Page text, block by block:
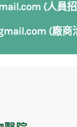
(人員
(廠商